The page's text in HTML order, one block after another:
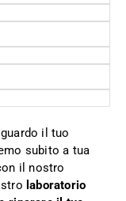
il tuo
subito a tua
il nostro
laboratorio